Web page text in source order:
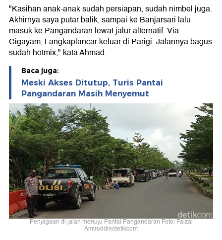
"Kasihan anak-anak sudah persiapan, sudah nimbel juga.
Akhirnya saya putar balik, sampai ke Banjarsari lalu
masuk ke Pangandaran lewat jalur alternatif. Via
Cigayam, Langkaplancar keluar di Parigi. Jalannya bagus
sudah hotmix," kata Ahmad.
Baca juga:
Meski Akses Ditutup, Turis Pantai
Pangandaran Masih Menyemut
Penjagaan di jalan menuju Pantai Pangandaran Foto: Faizal
Amiruddin/detikcom